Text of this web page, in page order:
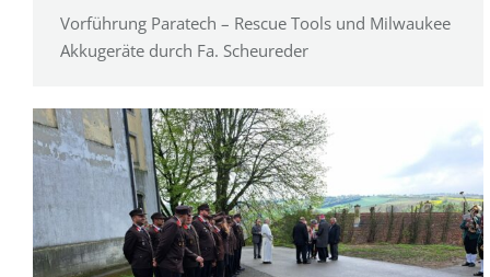
Vorführung Paratech – Rescue Tools und Milwaukee
Akkugeräte durch Fa. Scheureder